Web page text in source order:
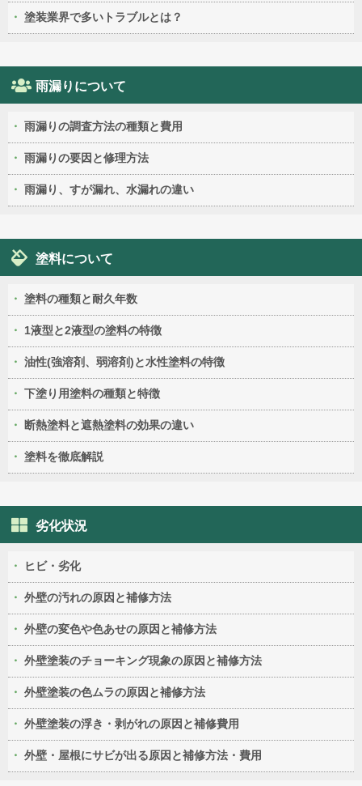
塗装業界で多いトラブルとは？
雨漏りについて
雨漏りの調査方法の種類と費用
雨漏りの要因と修理方法
雨漏り、すが漏れ、水漏れの違い
塗料について
塗料の種類と耐久年数
1液型と2液型の塗料の特徴
油性(強溶剤、弱溶剤)と水性塗料の特徴
下塗り用塗料の種類と特徴
断熱塗料と遮熱塗料の効果の違い
塗料を徹底解説
劣化状況
ヒビ・劣化
外壁の汚れの原因と補修方法
外壁の変色や色あせの原因と補修方法
外壁塗装のチョーキング現象の原因と補修方法
外壁塗装の色ムラの原因と補修方法
外壁塗装の浮き・剥がれの原因と補修費用
外壁・屋根にサビが出る原因と補修方法・費用